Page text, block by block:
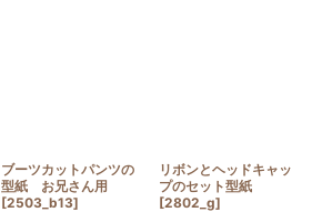
ブーツカットパンツの
型紙 お兄さん用
[2503_b13]
リボンとヘッドキャッ
プのセット型紙
[2802_g]